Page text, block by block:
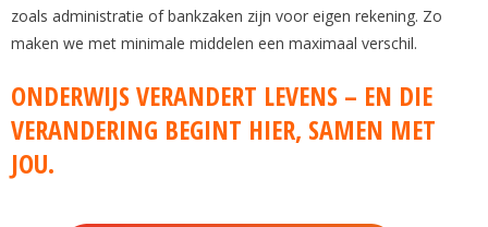
zoals administratie of bankzaken zijn voor eigen rekening. Zo
maken we met minimale middelen een maximaal verschil.
ONDERWIJS VERANDERT LEVENS – EN DIE
VERANDERING BEGINT HIER, SAMEN MET
JOU.